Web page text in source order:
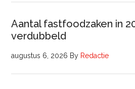
Aantal fastfoodzaken in
verdubbeld
augustus 6, 2026 By Redactie